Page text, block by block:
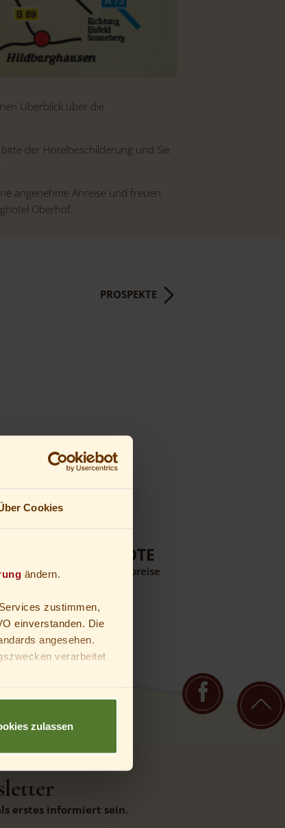
Cookies
ändern.
zustimmen,
einverstanden. Die
angesehen.
verarbeitet
zulassen
Überblick über die
der Hotelbeschilderung und Sie
angenehme Anreise und freuen
Oberhof.
PROSPEKTE
TOP ANGEBOTE
Sichern Sie sich Bestpreise
erstes informiert sein.